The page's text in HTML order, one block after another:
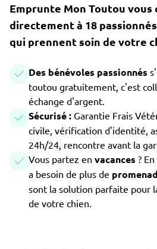
Emprunte Mon Toutou vous
directement à 18
qui prennent soin de votre
Des bénévoles passionnés
toutou gratuitement, c'est
échange d'argent.
Sécurisé : Garantie Frais
civile, vérification d'identité,
24h/24, rencontre avant la
Vous partez en vacances ? En
a besoin de plus de
sont la solution parfaite pour
de votre chien.